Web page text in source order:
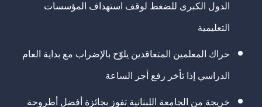
الدول الكبرى للضغط لوقف استهداف المؤسسات
التعليمية
حراك المعلمين المتعاقدين يلوّح بالإضراب مع بداية العام
الدراسي إذا تأخر رفع أجر الساعة
خريجة من الجامعة اللبنانية تفوز بجائزة أفضل أطروحة